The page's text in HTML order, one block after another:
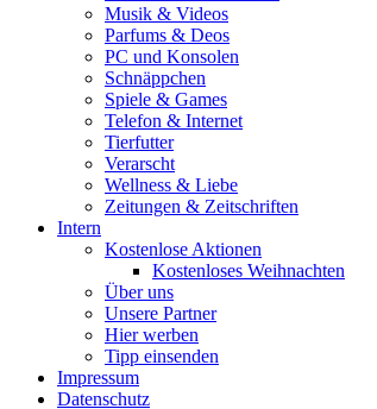
Musik & Videos
Parfums & Deos
PC und Konsolen
Schnäppchen
Spiele & Games
Telefon & Internet
Tierfutter
Verarscht
Wellness & Liebe
Zeitungen & Zeitschriften
Intern
Kostenlose Aktionen
Kostenloses Weihnachten
Über uns
Unsere Partner
Hier werben
Tipp einsenden
Impressum
Datenschutz